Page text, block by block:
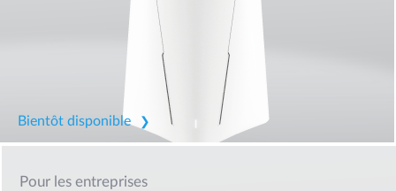
Bientôt disponible
Pour les entreprises